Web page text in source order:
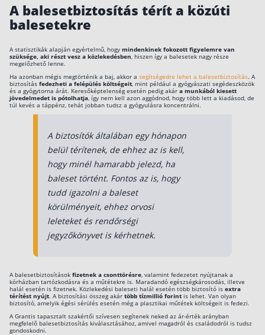
Blog
Rólunk
Szabad felhasználású hitel
Hitelkiváltás
Babaváró hitel
Vagyonbiztosítások
Kötelező biztosítás (KGFB)
Casco
Utasbiztosítás
Lakásbiztosítás útmutató – Hogyan válassz?
Lakásbiztosítás: válaszok az 50 leggyakoribb
A balesetbiztosítás térít a közúti
balesetekre
A statisztikák alapján egyértelmű, hogy mindenkinek fokozott figyelemre van
szüksége, aki részt vesz a közlekedésben, hiszen így a balesetek nagy része
megelőzhető lenne.
Ha azonban mégis megtörténik a baj, akkor a segítségedre lehet a balesetbiztosítás. A
biztosítás fedezheti a felépülés költségeit, mint például a gyógyászati segédeszközök
és a gyógytorna árát. Keresőképtelenség esetén pedig akár a munkából kiesett
jövedelmedet is pótolhatja, így nem kell azon aggódnod, hogy több lett a kiadásod, de
túl kevés a táppénz, tehát jobban tudsz a gyógyulásra koncentrálni.
A biztosítók általában egy hónapon
belül térítenek, de ehhez az is kell,
hogy minél hamarabb jelezd, ha
baleset történt. Fontos az is, hogy
tudd igazolni a baleset
körülményeit, ehhez orvosi
leleteket és rendőrségi
jegyzőkönyvet is kérhetnek.
A balesetbiztosítások fizetnek a csonttörésre, valamint fedezetet nyújtanak a
kórházban tartózkodásra és a műtétekre is. Maradandó egészségkárosodás, illetve
halál esetén is fizetnek. Közlekedési baleseti halál esetén több biztosító is extra
térítést nyújt. A biztosítási összeg akár több tízmillió forint is lehet. Van olyan
biztosító, amelyik égési sérülés esetén még a plasztikai műtétek költségeit is fedezi.
A Grantis tapasztalt szakértői szívesen segítenek neked az ár-érték arányban
megfelelő balesetbiztosítás kiválasztásához, amivel magadról és családodról is tudsz
gondoskodni.